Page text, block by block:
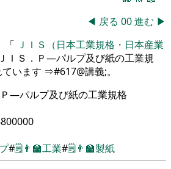
◀ 戻る 00進む ▶
「 ＪＩＳ（日本工業規格・日本産業
ＩＳ．Ｐ―パルプ及び紙の工業規
います ⇒#617@講義;。
―パルプ及び紙の工業規格
#🗒️👨‍🏫工業#🗒️👨‍🏫製紙